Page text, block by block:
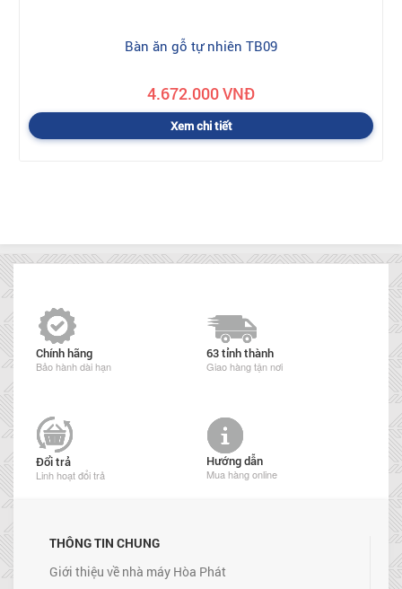
Bàn ăn gỗ tự nhiên TB09
4.672.000 VNĐ
Xem chi tiết
Chính hãng
Bảo hành dài hạn
63 tỉnh thành
Giao hàng tận nơi
Đổi trả
Linh hoạt đổi trả
Hướng dẫn
Mua hàng online
THÔNG TIN CHUNG
Giới thiệu về nhà máy Hòa Phát